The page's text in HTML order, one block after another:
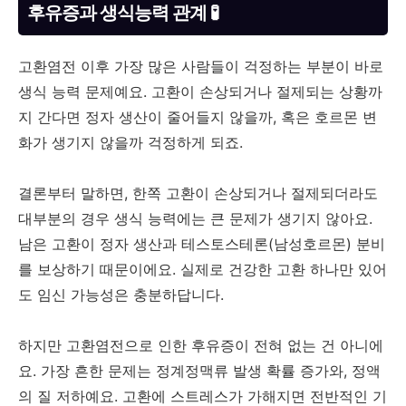
후유증과 생식능력 관계 🧪
고환염전 이후 가장 많은 사람들이 걱정하는 부분이 바로
생식 능력 문제예요. 고환이 손상되거나 절제되는 상황까
지 간다면 정자 생산이 줄어들지 않을까, 혹은 호르몬 변
화가 생기지 않을까 걱정하게 되죠.
결론부터 말하면, 한쪽 고환이 손상되거나 절제되더라도
대부분의 경우 생식 능력에는 큰 문제가 생기지 않아요.
남은 고환이 정자 생산과 테스토스테론(남성호르몬) 분비
를 보상하기 때문이에요. 실제로 건강한 고환 하나만 있어
도 임신 가능성은 충분하답니다.
하지만 고환염전으로 인한 후유증이 전혀 없는 건 아니에
요. 가장 흔한 문제는 정계정맥류 발생 확률 증가와, 정액
의 질 저하예요. 고환에 스트레스가 가해지면 전반적인 기